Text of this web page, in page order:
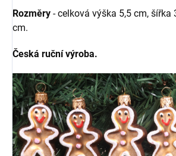
Rozměry - celková výška 5,5 cm, šířka
cm.
Česká ruční výroba.